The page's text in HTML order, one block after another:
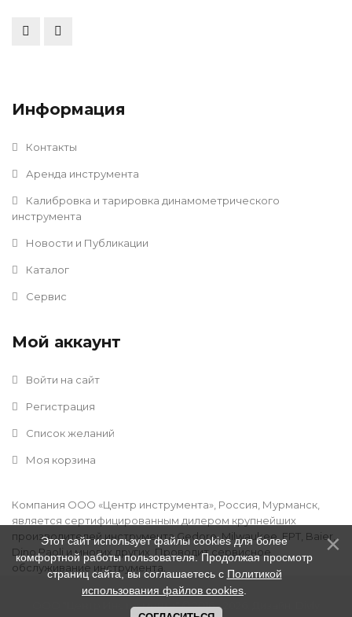
Информация
Контакты
Аренда инструмента
Калибровка и тарировка динамометрического
инструмента
Новости и Публикации
Каталог
Сервис
Мой аккаунт
Войти на сайт
Регистрация
Список желаний
Моя корзина
Компания ООО «Центр инструмента», Россия, Мурманск,
является сертифицированным дилером крупнейших
производителей инструмента Gedore, Milwaukee, FPT, Baier,
Dino Paoli и многих других. Проводит сервисное
обслуживание инструмента.
ООО "Центр Инструмента" © 2016 - 2026
Этот сайт использует файлы cookies для более
комфортной работы пользователя. Продолжая просмотр
страниц сайта, вы соглашаетесь с Политикой
использования файлов cookies